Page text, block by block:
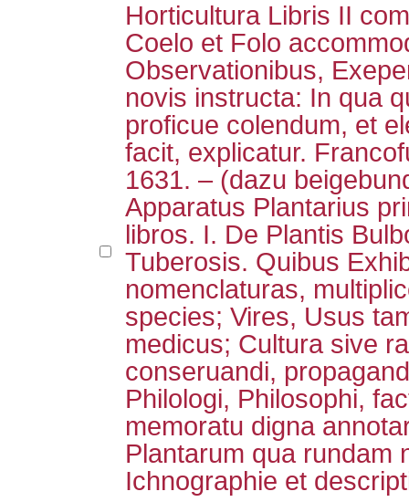
Horticultura Libris II
Coelo et Folo
Observationibus,
novis instructa: In qua
proficue colendum, et
facit, explicatur.
1631. – (dazu
Apparatus Plantarius
libros. I. De Plantis
Tuberosis. Quibus
nomenclaturas,
species; Vires, Usus
medicus; Cultura sive
conseruandi,
Philologi, Philosophi,
memoratu digna
Plantarum qua rundam
Ichnographie et